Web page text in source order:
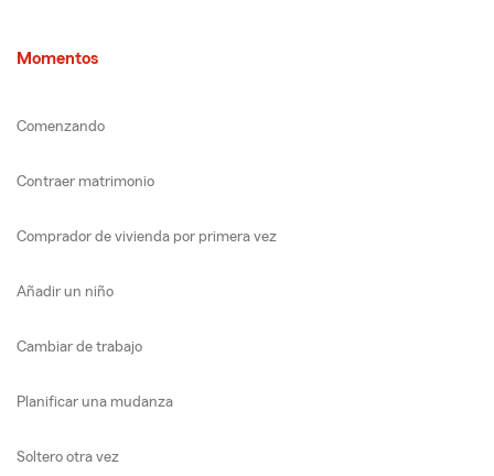
Momentos
Comenzando
Contraer matrimonio
Comprador de vivienda por primera vez
Añadir un niño
Cambiar de trabajo
Planificar una mudanza
Soltero otra vez